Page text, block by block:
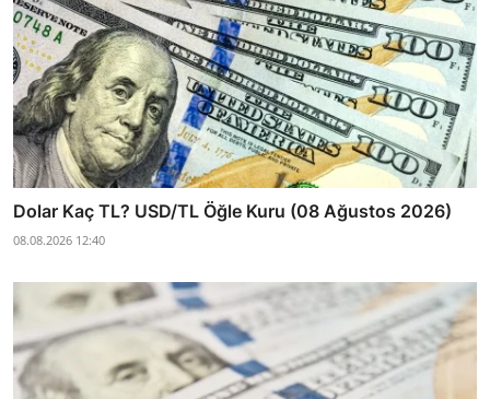
Dolar Kaç TL? USD/TL Öğle Kuru (08 Ağustos 2026)
08.08.2026 12:40